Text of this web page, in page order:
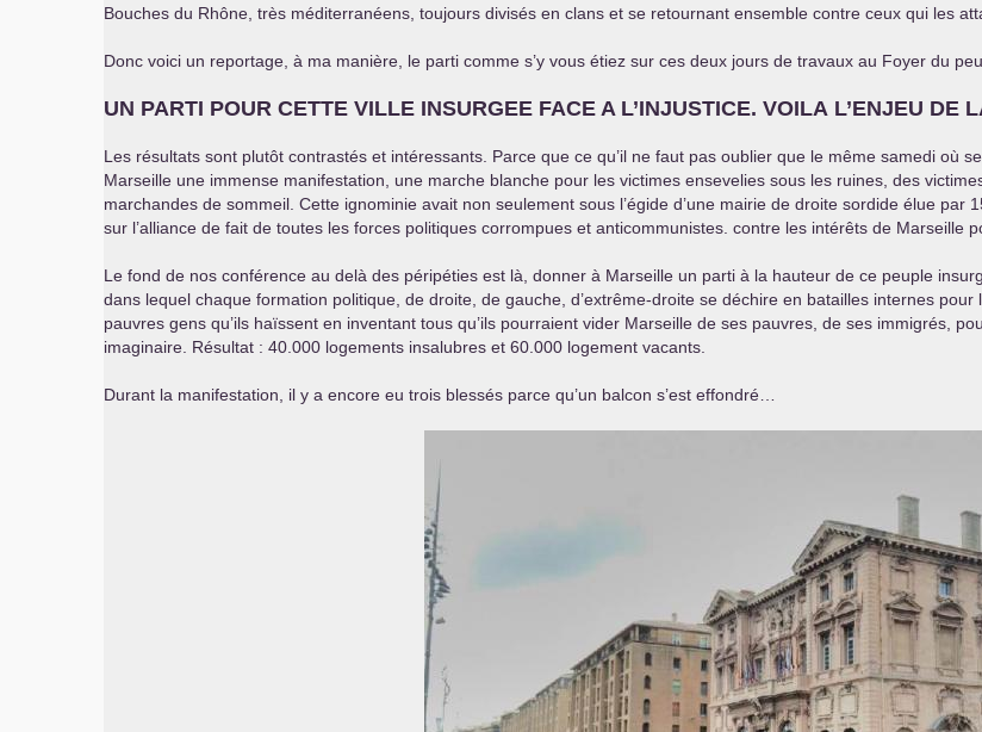
Bouches du Rhône, très méditerranéens, toujours divisés en clans et se retournant ensemble contre ceux qui les
Donc voici un reportage, à ma manière, le parti comme s’y vous étiez sur ces deux jours de travaux au Foyer du
UN PARTI POUR CETTE VILLE INSURGEE FACE A L’INJUSTICE. VOILA L’ENJEU DE
Les résultats sont plutôt contrastés et intéressants. Parce que ce qu’il ne faut pas oublier que le même samedi où
Marseille une immense manifestation, une marche blanche pour les victimes ensevelies sous les ruines, des
marchandes de sommeil. Cette ignominie avait non seulement sous l’égide d’une mairie de droite sordide élue
sur l’alliance de fait de toutes les forces politiques corrompues et anticommunistes. contre les intérêts de Marseille
Le fond de nos conférence au delà des péripéties est là, donner à Marseille un parti à la hauteur de ce peuple
dans lequel chaque formation politique, de droite, de gauche, d’extrême-droite se déchire en batailles internes
pauvres gens qu’ils haïssent en inventant tous qu’ils pourraient vider Marseille de ses pauvres, de ses immigrés,
imaginaire. Résultat : 40.000 logements insalubres et 60.000 logement vacants.
Durant la manifestation, il y a encore eu trois blessés parce qu’un balcon s’est effondré…